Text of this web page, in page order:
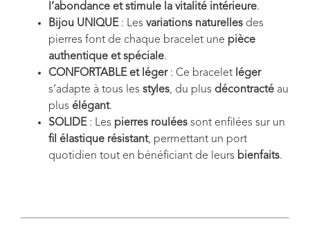
l’abondance et stimule la vitalité intérieure.
Bijou UNIQUE: Les variations naturelles des
pierres font de chaque bracelet une pièce
authentique et spéciale.
CONFORTABLE et léger: Ce bracelet léger
s’adapte à tous les styles, du plus décontracté au
plus élégant.
SOLIDE: Les pierres roulées sont enfilées sur un
fil élastique résistant, permettant un port
quotidien tout en bénéficiant de leurs bienfaits.